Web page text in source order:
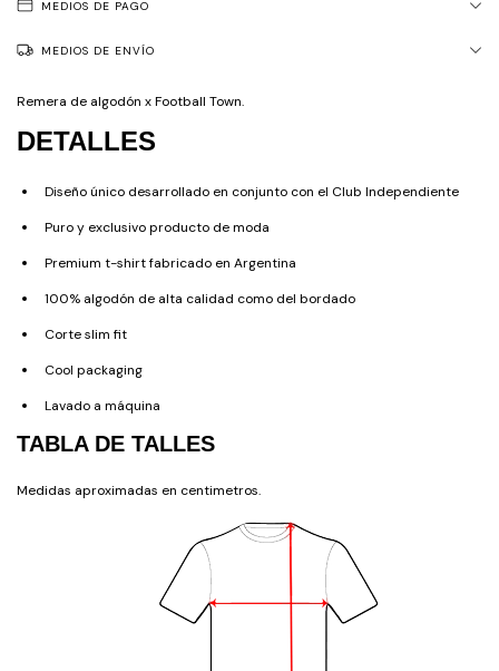
MEDIOS DE PAGO
MEDIOS DE ENVÍO
Remera de algodón x Football Town.
DETALLES
Diseño único desarrollado en conjunto con el Club Independiente
Puro y exclusivo producto de moda
Premium t-shirt fabricado en Argentina
100% algodón de alta calidad como del bordado
Corte slim fit
Cool packaging
Lavado a máquina
TABLA DE TALLES
Medidas aproximadas en centimetros.